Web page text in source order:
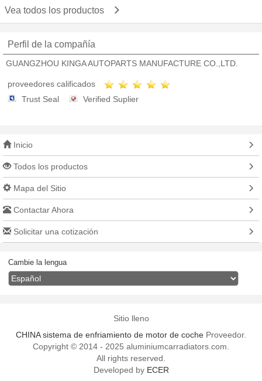
Vea todos los productos
Perfil de la compañía
GUANGZHOU KINGA AUTOPARTS MANUFACTURE CO.,LTD.
proveedores calificados
Trust Seal
Verified Suplier
Inicio
Todos los productos
Mapa del Sitio
Contactar Ahora
Solicitar una cotización
Cambie la lengua
Sitio lleno
CHINA sistema de enfriamiento de motor de coche Proveedor.
Copyright © 2014 - 2025 aluminiumcarradiators.com.
All rights reserved.
Developed by ECER